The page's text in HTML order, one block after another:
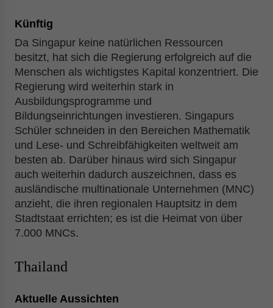
Künftig
Da Singapur keine natürlichen Ressourcen
besitzt, hat sich die Regierung erfolgreich auf die
Menschen als wichtigstes Kapital konzentriert. Die
Regierung wird weiterhin stark in
Ausbildungsprogramme und
Bildungseinrichtungen investieren. Singapurs
Schüler schneiden in den Bereichen Mathematik
und Lese- und Schreibfähigkeiten weltweit am
besten ab. Darüber hinaus wird sich Singapur
auch weiterhin dadurch auszeichnen, dass es
ausländische multinationale Unternehmen (MNC)
anzieht, die ihren regionalen Hauptsitz in dem
Stadtstaat errichten; es ist die Heimat von über
7.000 MNCs.
Thailand
Aktuelle Aussichten